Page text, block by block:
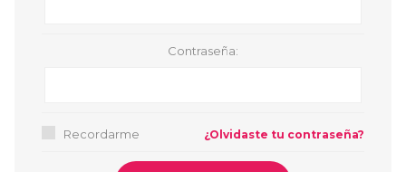
Contraseña:
Recordarme ¿Olvidaste tu contraseña?